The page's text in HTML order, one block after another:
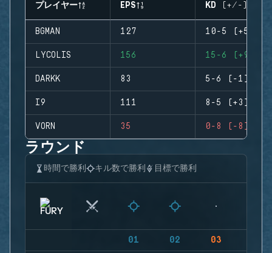
プレイヤー EPS KD (+/-)
BGMAN 127 10-5 (+5)
LYCOLIS 156 15-6 (+9)
DARKK 83 5-6 (-1)
I9 111 8-5 (+3)
VORN 35 0-8 (-8)
ラウンド
時間で勝利 キル数で勝利 目標で勝利
01 02 03